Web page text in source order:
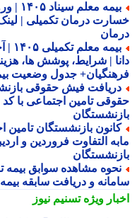
بیمه معلم
درمان تکمیلی | لینک
بیمه
| شرایط، پوشش ها، هزینه و
جدول وضعیت بیمه
تامین اجتماعی با کد
بازنشستگان تامین
مشاهده سوابق بیمه
و دریافت سابقه بیمه
ویژهتسنیم نیوز